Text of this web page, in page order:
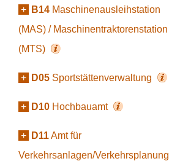
+ B14 Maschinenausleihstation
(MAS) / Maschinentraktorenstation
(MTS)
+ D05 Sportstättenverwaltung
+ D10 Hochbauamt
+ D11Amt für
Verkehrsanlagen/Verkehrsplanung